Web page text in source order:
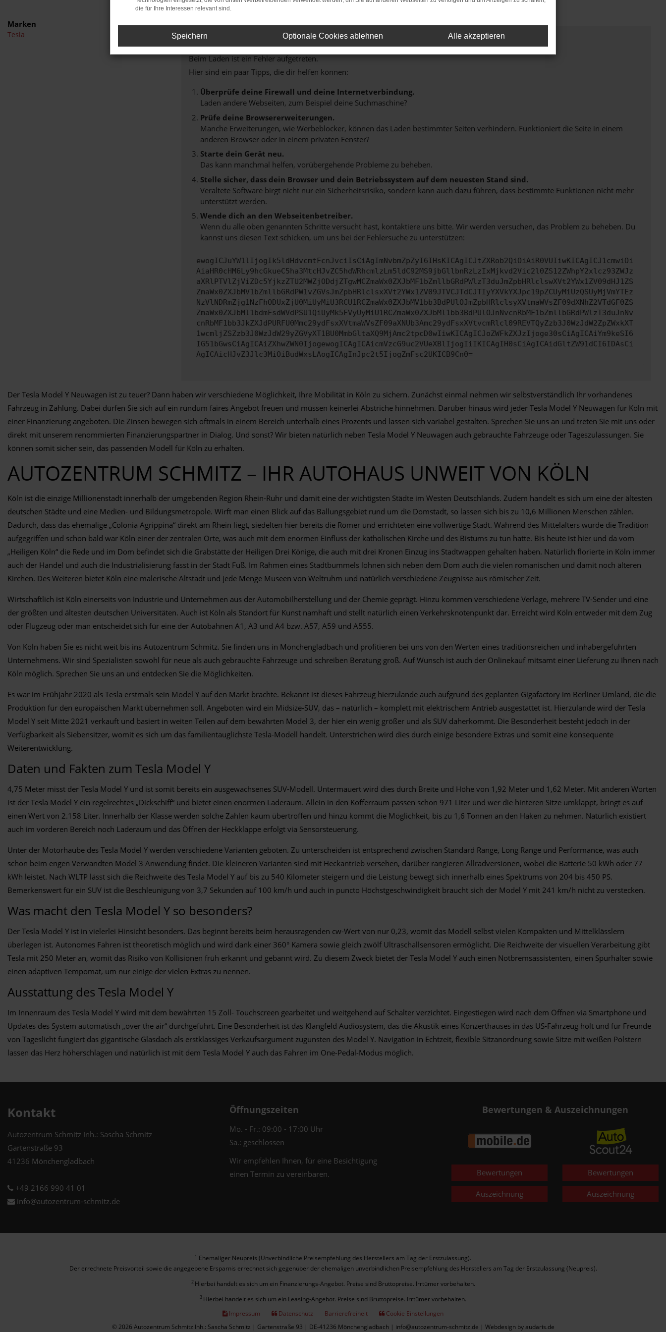
Marken
Tesla FEHLER: NETWORK ERROR
Beim Laden ist ein Fehler aufgetreten.
Hier sind ein paar Tipps, die dir helfen können:
Überprüfe deine Firewall und deine Internetverbindung.
Laden andere Webseiten, zum Beispiel deine Suchmaschine?
Prüfe deine Browsererweiterungen.
Manche Erweiterungen, wie Werbeblocker, können das Laden bestimmter Seiten verhindern. Funktioniert die Seite in einem
anderen Browser oder in einem privaten Fenster?
Starte dein Gerät neu.
Das kann manchmal helfen, vorübergehende Probleme zu beheben.
Stelle sicher, dass dein Browser und dein Betriebssystem auf dem neuesten Stand sind.
Veraltete Software birgt nicht nur ein Sicherheitsrisiko, sondern kann auch dazu führen, dass bestimmte Funktionen nicht mehr
unterstützt werden.
Wende dich an den Webseitenbetreiber.
Wenn du alle oben genannten Schritte versucht hast, kontaktiere uns bitte. Wir werden versuchen, das Problem zu beheben. Du
kannst uns diesen Text schicken, um uns bei der Fehlersuche zu unterstützen:
ewogICJuYW1lIjogIk5ldHdvcmtFcnJvciIsCiAgImNvbmZpZyI6IHsKICAgICJtZXRob2QiOiAiR0VUIiwKICAgICJ1cmwiOi
AiaHR0cHM6Ly9hcGkueC5ha3MtcHJvZC5hdWRhcmlzLm5ldC92MS9jbGllbnRzLzIxMjkvd2Vic2l0ZS12ZWhpY2xlcz93ZWJz
aXRlPTVlZjViZDc5YjkzZTU2MWZjODdjZTgwMCZmaWx0ZXJbMF1bZmllbGRdPWlzT3duJmZpbHRlclswXVt2YWx1ZV09dHJ1ZS
ZmaWx0ZXJbMV1bZmllbGRdPW1vZGVsJmZpbHRlclsxXVt2YWx1ZV09JTVCJTdCJTIyYXVkYXJpc19pZCUyMiUzQSUyMjVmYTEz
NzVlNDRmZjg1NzFhODUxZjU0MiUyMiU3RCU1RCZmaWx0ZXJbMV1bb3BdPUlOJmZpbHRlclsyXVtmaWVsZF09dXNhZ2VTdGF0ZS
ZmaWx0ZXJbMl1bdmFsdWVdPSU1QiUyMk5FVyUyMiU1RCZmaWx0ZXJbMl1bb3BdPUlOJnNvcnRbMF1bZmllbGRdPWlzT3duJnNv
cnRbMF1bb3JkZXJdPURFU0Mmc29ydFsxXVtmaWVsZF09aXNUb3Amc29ydFsxXVtvcmRlcl09REVTQyZzb3J0WzJdW2ZpZWxkXT
1wcmljZSZzb3J0WzJdW29yZGVyXT1BU0MmbGltaXQ9MjAmc2tpcD0wIiwKICAgICJoZWFkZXJzIjoge30sCiAgICAiYm9keSI6
IG51bGwsCiAgICAiZXhwZWN0IjogewogICAgICAicmVzcG9uc2VUeXBlIjogIiIKICAgIH0sCiAgICAidGltZW91dCI6IDAsCi
AgICAicHJvZ3Jlc3MiOiBudWxsLAogICAgInJpc2t5IjogZmFsc2UKICB9Cn0=
Der Tesla Model Y Neuwagen ist zu teuer? Dann haben wir verschiedene Möglichkeit, Ihre Mobilität in Köln zu sichern. Zunächst einmal nehmen wir selbstverständlich Ihr vorhandenes
Fahrzeug in Zahlung. Dabei dürfen Sie sich auf ein rundum faires Angebot freuen und müssen keinerlei Abstriche hinnehmen. Darüber hinaus wird jeder Tesla Model Y Neuwagen für Köln mit
einer Finanzierung angeboten. Die Zinsen bewegen sich oftmals in einem Bereich unterhalb eines Prozents und lassen sich variabel gestalten. Sprechen Sie uns an und treten Sie mit uns oder
direkt mit unserem renommierten Finanzierungspartner in Dialog. Und sonst? Wir bieten natürlich neben Tesla Model Y Neuwagen auch gebrauchte Fahrzeuge oder Tageszulassungen. Sie
können somit sicher sein, das passenden Modell für Köln zu erhalten.
AUTOZENTRUM SCHMITZ – IHR AUTOHAUS UNWEIT VON KÖLN
Köln ist die einzige Millionenstadt innerhalb der umgebenden Region Rhein-Ruhr und damit eine der wichtigsten Städte im Westen Deutschlands. Zudem handelt es sich um eine der ältesten
deutschen Städte und eine Medien- und Bildungsmetropole. Wirft man einen Blick auf das Ballungsgebiet rund um die Domstadt, so lassen sich bis zu 10,6 Millionen Menschen zählen.
Dadurch, dass das ehemalige „Colonia Agrippina“ direkt am Rhein liegt, siedelten hier bereits die Römer und errichteten eine vollwertige Stadt. Während des Mittelalters wurde die Tradition
aufgegriffen und schon bald war Köln einer der zentralen Orte, was auch mit dem enormen Einfluss der katholischen Kirche und des Bistums zu tun hatte. Bis heute ist hier und da vom
„Heiligen Köln“ die Rede und im Dom befindet sich die Grabstätte der Heiligen Drei Könige, die auch mit drei Kronen Einzug ins Stadtwappen gehalten haben. Natürlich florierte in Köln immer
auch der Handel und auch die Industrialisierung fasst in der Stadt Fuß. Im Rahmen eines Stadtbummels lohnen sich neben dem Dom auch die vielen romanischen und damit noch älteren
Kirchen. Des Weiteren bietet Köln eine malerische Altstadt und jede Menge Museen von Weltruhm und natürlich verschiedene Zeugnisse aus römischer Zeit.
Wirtschaftlich ist Köln einerseits von Industrie und Unternehmen aus der Automobilherstellung und der Chemie geprägt. Hinzu kommen verschiedene Verlage, mehrere TV-Sender und eine
der größten und ältesten deutschen Universitäten. Auch ist Köln als Standort für Kunst namhaft und stellt natürlich einen Verkehrsknotenpunkt dar. Erreicht wird Köln entweder mit dem Zug
oder Flugzeug oder man entscheidet sich für eine der Autobahnen A1, A3 und A4 bzw. A57, A59 und A555.
Von Köln haben Sie es nicht weit bis ins Autozentrum Schmitz. Sie finden uns in Mönchengladbach und profitieren bei uns von den Werten eines traditionsreichen und inhabergeführten
Unternehmens. Wir sind Spezialisten sowohl für neue als auch gebrauchte Fahrzeuge und schreiben Beratung groß. Auf Wunsch ist auch der Onlinekauf mitsamt einer Lieferung zu Ihnen nach
Köln möglich. Sprechen Sie uns an und entdecken Sie die Möglichkeiten.
Es war im Frühjahr 2020 als Tesla erstmals sein Model Y auf den Markt brachte. Bekannt ist dieses Fahrzeug hierzulande auch aufgrund des geplanten Gigafactory im Berliner Umland, die die
Produktion für den europäischen Markt übernehmen soll. Angeboten wird ein Midsize-SUV, das – natürlich – komplett mit elektrischem Antrieb ausgestattet ist. Hierzulande wird der Tesla
Model Y seit Mitte 2021 verkauft und basiert in weiten Teilen auf dem bewährten Model 3, der hier ein wenig größer und als SUV daherkommt. Die Besonderheit besteht jedoch in der
Verfügbarkeit als Siebensitzer, womit es sich um das familientauglichste Tesla-Modell handelt. Unterstrichen wird dies durch einige besondere Extras und somit eine konsequente
Weiterentwicklung.
Daten und Fakten zum Tesla Model Y
4,75 Meter misst der Tesla Model Y und ist somit bereits ein ausgewachsenes SUV-Modell. Untermauert wird dies durch Breite und Höhe von 1,92 Meter und 1,62 Meter. Mit anderen Worten
ist der Tesla Model Y ein regelrechtes „Dickschiff“ und bietet einen enormen Laderaum. Allein in den Kofferraum passen schon 971 Liter und wer die hinteren Sitze umklappt, bringt es auf
einen Wert von 2.158 Liter. Innerhalb der Klasse werden solche Zahlen kaum übertroffen und hinzu kommt die Möglichkeit, bis zu 1,6 Tonnen an den Haken zu nehmen. Natürlich existiert
auch im vorderen Bereich noch Laderaum und das Öffnen der Heckklappe erfolgt via Sensorsteuerung.
Unter der Motorhaube des Tesla Model Y werden verschiedene Varianten geboten. Zu unterscheiden ist entsprechend zwischen Standard Range, Long Range und Performance, was auch
schon beim engen Verwandten Model 3 Anwendung findet. Die kleineren Varianten sind mit Heckantrieb versehen, darüber rangieren Allradversionen, wobei die Batterie 50 kWh oder 77
kWh leistet. Nach WLTP lässt sich die Reichweite des Tesla Model Y auf bis zu 540 Kilometer steigern und die Leistung bewegt sich innerhalb eines Spektrums von 204 bis 450 PS.
Bemerkenswert für ein SUV ist die Beschleunigung von 3,7 Sekunden auf 100 km/h und auch in puncto Höchstgeschwindigkeit braucht sich der Model Y mit 241 km/h nicht zu verstecken.
Was macht den Tesla Model Y so besonders?
Der Tesla Model Y ist in vielerlei Hinsicht besonders. Das beginnt bereits beim herausragenden cw-Wert von nur 0,23, womit das Modell selbst vielen Kompakten und Mittelklässlern
überlegen ist. Autonomes Fahren ist theoretisch möglich und wird dank einer 360° Kamera sowie gleich zwölf Ultraschallsensoren ermöglicht. Die Reichweite der visuellen Verarbeitung gibt
Tesla mit 250 Meter an, womit das Risiko von Kollisionen früh erkannt und gebannt wird. Zu diesem Zweck bietet der Tesla Model Y auch einen Notbremsassistenten, einen Spurhalter sowie
einen adaptiven Tempomat, um nur einige der vielen Extras zu nennen.
Ausstattung des Tesla Model Y
Im Innenraum des Tesla Model Y wird mit dem bewährten 15 Zoll- Touchscreen gearbeitet und weitgehend auf Schalter verzichtet. Eingestiegen wird nach dem Öffnen via Smartphone und
Updates des System automatisch „over the air“ durchgeführt. Eine Besonderheit ist das Klangfeld Audiosystem, das die Akustik eines Konzerthauses in das US-Fahrzeug holt und für Freunde
von Tageslicht fungiert das gigantische Glasdach als erstklassiges Verkaufsargument zugunsten des Model Y. Navigation in Echtzeit, flexible Sitzanordnung sowie Sitze mit weißen Polstern
lassen das Herz höherschlagen und natürlich ist mit dem Tesla Model Y auch das Fahren im One-Pedal-Modus möglich.
Kontakt
Autozentrum Schmitz Inh.: Sascha Schmitz
Gartenstraße 93
41236 Mönchengladbach
+49 2166 990 41 01
info@autozentrum-schmitz.de
Öffnungszeiten
Mo. - Fr.: 09:00 - 17:00 Uhr
Sa.: geschlossen
Wir empfehlen Ihnen, für eine Besichtigung
einen Termin zu vereinbaren.
Bewertungen & Auszeichnungen
Bewertungen
Auszeichnung
Bewertungen
Auszeichnung
1 Ehemaliger Neupreis (Unverbindliche Preisempfehlung des Herstellers am Tag der Erstzulassung).
Der errechnete Preisvorteil sowie die angegebene Ersparnis errechnet sich gegenüber der ehemaligen unverbindlichen Preisempfehlung des Herstellers am Tag der Erstzulassung (Neupreis).
2 Hierbei handelt es sich um ein Finanzierungs-Angebot. Preise sind Bruttopreise. Irrtümer vorbehalten.
3 Hierbei handelt es sich um ein Leasing-Angebot. Preise sind Bruttopreise. Irrtümer vorbehalten.
Impressum
Datenschutz Barrierefreiheit
Cookie Einstellungen
© 2026 Autozentrum Schmitz Inh.: Sascha Schmitz | Gartenstraße 93 | DE-41236 Mönchengladbach | info@autozentrum-schmitz.de | Webdesign by audaris.de
die für Ihre Interessen relevant sind.
Speichern Optionale Cookies ablehnen Alle akzeptieren